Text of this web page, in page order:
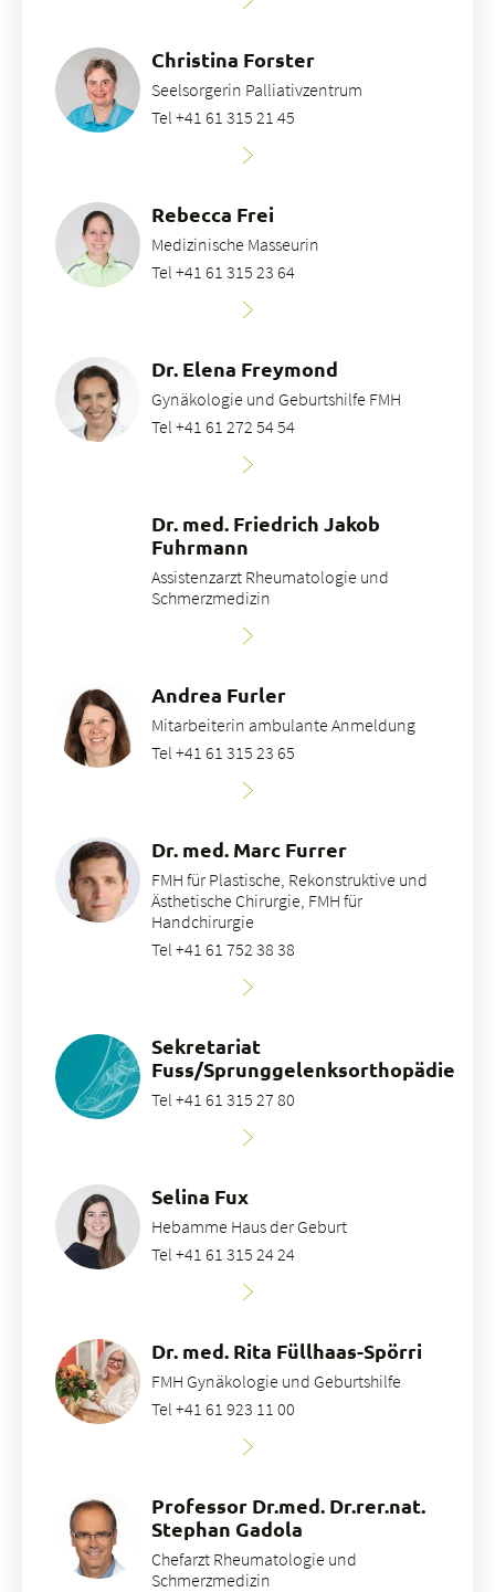
Christina Forster
Seelsorgerin Palliativzentrum
Tel +41 61 315 21 45
Rebecca Frei
Medizinische Masseurin
Tel +41 61 315 23 64
Dr. Elena Freymond
Gynäkologie und Geburtshilfe FMH
Tel +41 61 272 54 54
Dr. med. Friedrich Jakob
Fuhrmann
Assistenzarzt Rheumatologie und
Schmerzmedizin
Andrea Furler
Mitarbeiterin ambulante Anmeldung
Tel +41 61 315 23 65
Dr. med. Marc Furrer
FMH für Plastische, Rekonstruktive und
Ästhetische Chirurgie, FMH für
Handchirurgie
Tel +41 61 752 38 38
Sekretariat
Fuss/Sprunggelenksorthopädie
Tel +41 61 315 27 80
Selina Fux
Hebamme Haus der Geburt
Tel +41 61 315 24 24
Dr. med. Rita Füllhaas-Spörri
FMH Gynäkologie und Geburtshilfe
Tel +41 61 923 11 00
Professor Dr.med. Dr.rer.nat.
Stephan Gadola
Chefarzt Rheumatologie und
Schmerzmedizin